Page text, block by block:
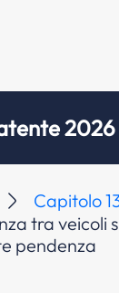
2026
Capitolo
tra veicoli
pendenza